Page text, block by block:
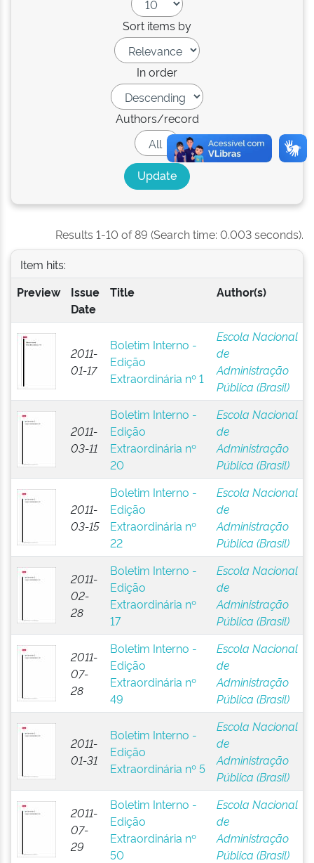
Sort items by
In order
Authors/record
Results 1-10 of 89 (Search time: 0.003 seconds).
Item hits:
Preview
Issue
Date
Title Author(s)
2011-
01-17
Boletim Interno -
Edição
Extraordinária nº 1
Escola Nacional
de
Administração
Pública (Brasil)
2011-
03-11
Boletim Interno -
Edição
Extraordinária nº
20
Escola Nacional
de
Administração
Pública (Brasil)
2011-
03-15
Boletim Interno -
Edição
Extraordinária nº
22
Escola Nacional
de
Administração
Pública (Brasil)
2011-
02-
28
Boletim Interno -
Edição
Extraordinária nº
17
Escola Nacional
de
Administração
Pública (Brasil)
2011-
07-
28
Boletim Interno -
Edição
Extraordinária nº
49
Escola Nacional
de
Administração
Pública (Brasil)
2011-
01-31
Boletim Interno -
Edição
Extraordinária nº 5
Escola Nacional
de
Administração
Pública (Brasil)
2011-
07-
29
Boletim Interno -
Edição
Extraordinária nº
50
Escola Nacional
de
Administração
Pública (Brasil)